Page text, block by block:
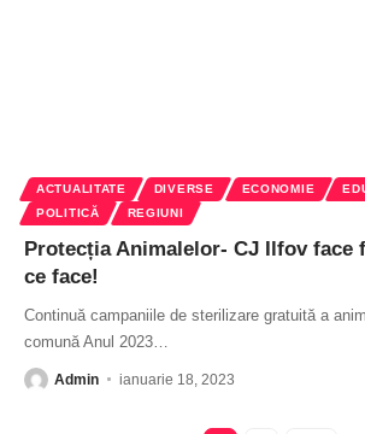
ACTUALITATE DIVERSE ECONOMIE
POLITICĂ
REGIUNI
Protecția Animalelor- CJ Ilfov face
ce face!
Continuă campaniile de sterilizare gratuită a
comună Anul 2023
Admin ianuarie 18, 2023